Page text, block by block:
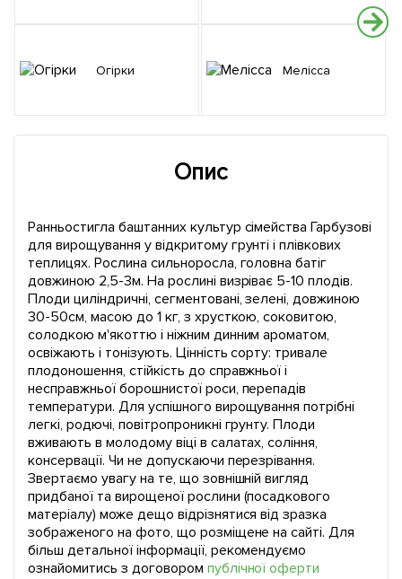
Огірки Мелісса
Опис
Ранньостигла баштанних культур сімейства Гарбузові
для вирощування у відкритому грунті і плівкових
теплицях. Рослина сильноросла, головна батіг
довжиною 2,5-3м. На рослині визріває 5-10 плодів.
Плоди циліндричні, сегментовані, зелені, довжиною
30-50см, масою до 1 кг, з хрусткою, соковитою,
солодкою м'якоттю і ніжним динним ароматом,
освіжають і тонізують. Цінність сорту: тривале
плодоношення, стійкість до справжньої і
несправжньої борошнистої роси, перепадів
температури. Для успішного вирощування потрібні
легкі, родючі, повітропроникні грунту. Плоди
вживають в молодому віці в салатах, соління,
консервації. Чи не допускаючи перезрівання.
Звертаємо увагу на те, що зовнішній вигляд
придбаної та вирощеної рослини (посадкового
матеріалу) може дещо відрізнятися від зразка
зображеного на фото, що розміщене на сайті. Для
більш детальної інформації, рекомендуємо
ознайомитись з договором публічної оферти